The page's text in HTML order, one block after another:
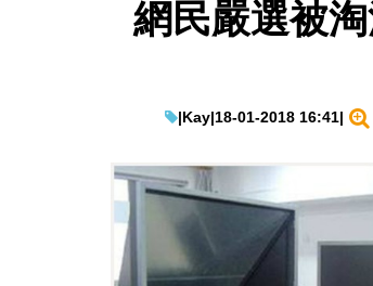
網民嚴選被
|Kay|18-01-2018 16:41|